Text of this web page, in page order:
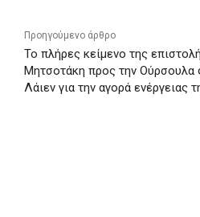
Προηγούμενο άρθρο
Το πλήρες κείμενο της
Μητσοτάκη προς την Ούρσουλα
Λάιεν για την αγορά ενέργειας